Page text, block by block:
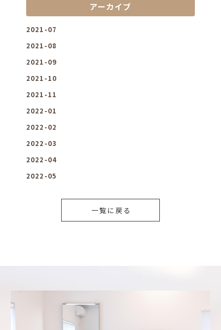
アーカイブ
2021-07
2021-08
2021-09
2021-10
2021-11
2022-01
2022-02
2022-03
2022-04
2022-05
一覧に戻る